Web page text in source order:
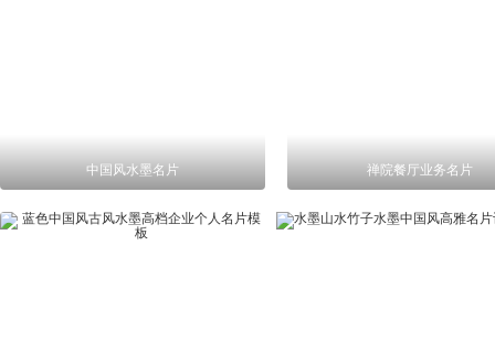
中国风水墨名片 禅院餐厅业务名片